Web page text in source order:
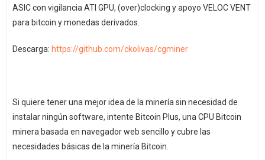
ASIC con vigilancia ATI GPU, (over)clocking y apoyo VELOC VENT
para bitcoin y monedas derivados.
Descarga: https://github.com/ckolivas/cgminer
Si quiere tener una mejor idea de la minería sin necesidad de
instalar ningún software, intente Bitcoin Plus, una CPU Bitcoin
minera basada en navegador web sencillo y cubre las
necesidades básicas de la minería Bitcoin.